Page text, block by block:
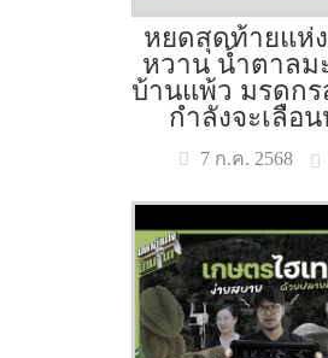
หยดสุดท้ายแห่
หวาน น้ำตาลม
บ้านแพ้ว มรดก
กำลังจะเลือ
7 ก.ค. 2568